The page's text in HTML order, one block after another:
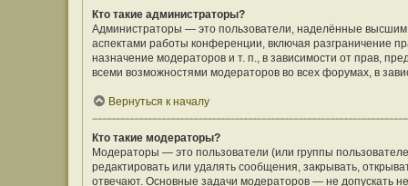
Кто такие администраторы?
Администраторы — это пользователи, наделённые
аспектами работы конференции, включая разграничение
назначение модераторов и т. п., в зависимости от прав,
всеми возможностями модераторов во всех форумах, в
Вернуться к началу
Кто такие модераторы?
Модераторы — это пользователи (или группы
редактировать или удалять сообщения, закрывать,
отвечают. Основные задачи модераторов — не допускать